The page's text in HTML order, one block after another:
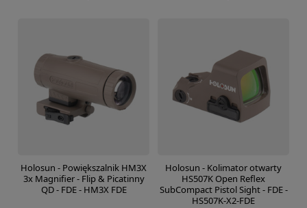
Holosun - Powiększalnik HM3X
3x Magnifier - Flip & Picatinny
QD - FDE - HM3X FDE
Holosun - Kolimator otwarty
HS507K Open Reflex
SubCompact Pistol Sight - FDE -
HS507K-X2-FDE